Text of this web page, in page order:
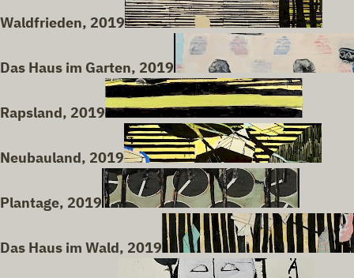
Waldfrieden, 2019
Das Haus im Garten, 2019
Rapsland, 2019
Neubauland, 2019
Plantage, 2019
Das Haus im Wald, 2019